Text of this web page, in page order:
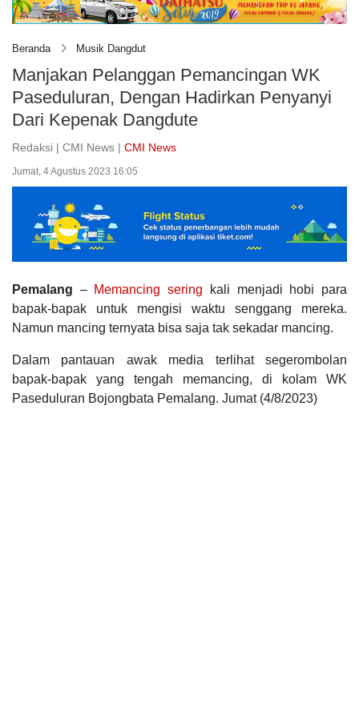
Beranda Musik Dangdut
Manjakan Pelanggan Pemancingan WK
Paseduluran, Dengan Hadirkan Penyanyi
Dari Kepenak Dangdute
Redaksi | CMI News | CMI News
Jumat, 4 Agustus 2023 16:05
Pemalang – Memancing sering kali menjadi hobi para
bapak-bapak untuk mengisi waktu senggang mereka.
Namun mancing ternyata bisa saja tak sekadar mancing.
Dalam pantauan awak media terlihat segerombolan
bapak-bapak yang tengah memancing, di kolam WK
Paseduluran Bojongbata Pemalang. Jumat (4/8/2023)